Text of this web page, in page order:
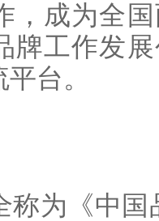
，成为全
牌工作发
台。
称为《中